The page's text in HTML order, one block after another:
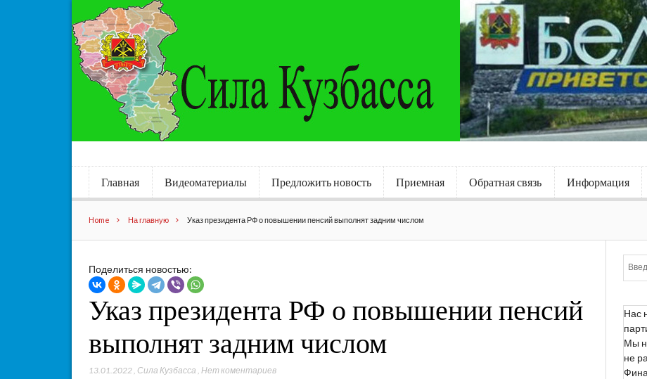
Главная Видеоматериалы Предложить новость Приемная Обратная связь Информация
Home На главную Указ президента РФ о повышении пенсий выполнят задним числом
Поделиться новостью:
Указ президента РФ о повышении пенсий
выполнят задним числом
13.01.2022 Сила Кузбасса ,Нет коментариев
Нас
Мы
не